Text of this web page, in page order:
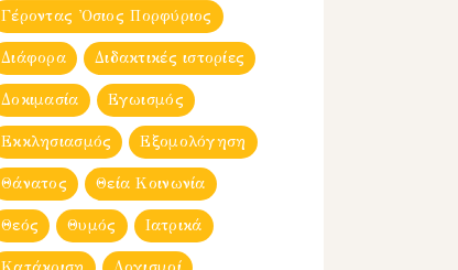
Γέροντας Ὀσιος Πορφύριος
Διάφορα Διδακτικές ιστορίες
Δοκιμασία Εγωισμός
Εκκλησιασμός Εξομολόγηση
Θάνατος Θεία Κοινωνία
Θεός Θυμός Ιατρικά